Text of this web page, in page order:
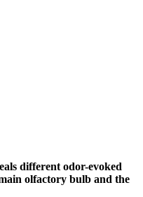
different odor-evoked
olfactory bulb and the